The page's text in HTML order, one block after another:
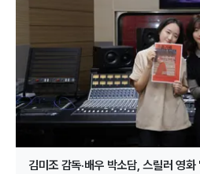
김미조 감독·배우 박소담, 스릴러 영